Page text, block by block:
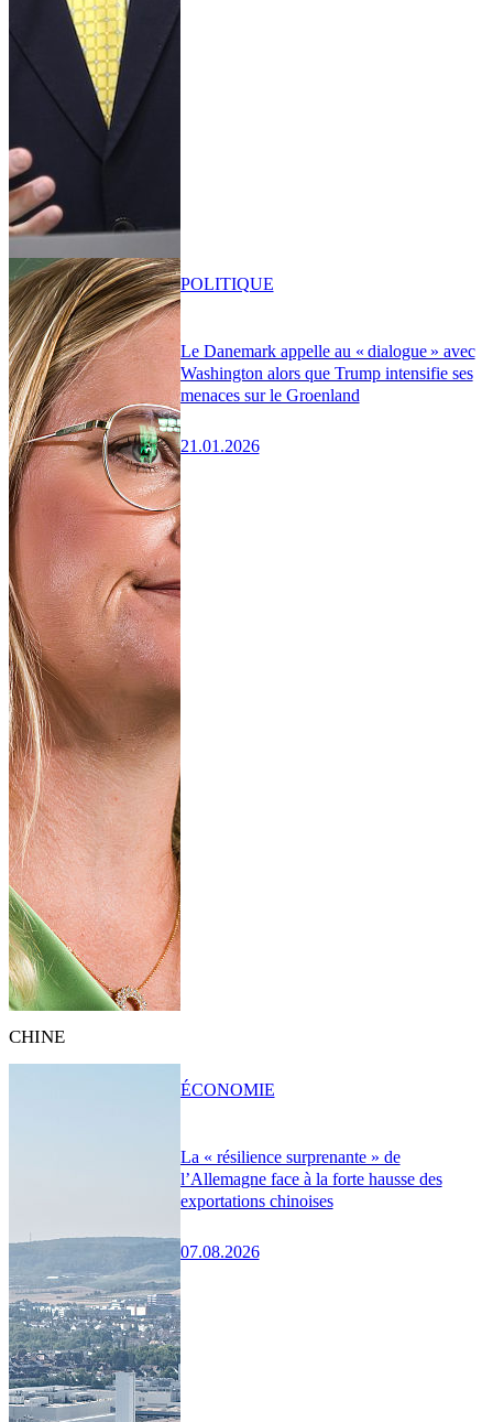
Le Danemark appelle au « dialogue » avec
Washington alors que Trump intensifie ses
menaces sur le Groenland
21.01.2026
POLITIQUE
CHINE
La « résilience surprenante » de
l’Allemagne face à la forte hausse des
exportations chinoises
07.08.2026
ÉCONOMIE